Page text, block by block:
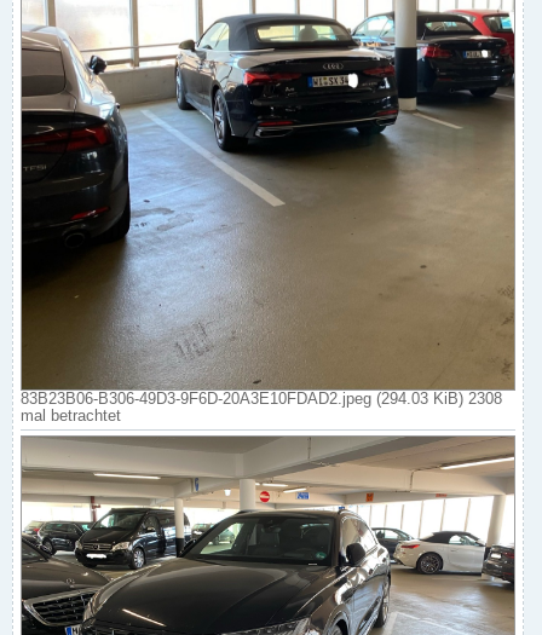
83B23B06-B306-49D3-9F6D-20A3E10FDAD2.jpeg (294.03 KiB) 2308
mal betrachtet